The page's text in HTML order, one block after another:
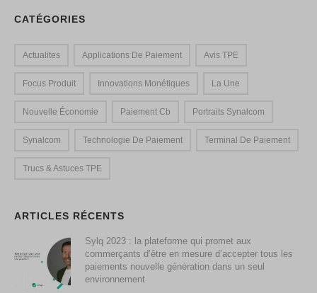
CATÉGORIES
Actualites Applications De Paiement Avis TPE
Focus Produit Innovations Monétiques La Une
Nouvelle Économie Paiement Cb Portraits Synalcom
Synalcom Technologie De Paiement Terminal De Paiement
Trucs & Astuces TPE
ARTICLES RÉCENTS
Sylq 2023 : la plateforme qui promet aux
commerçants d’être en mesure d’accepter tous les
paiements nouvelle génération dans un seul
environnement